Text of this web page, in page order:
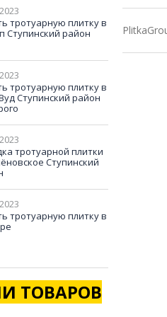
тротуарную плитку в
Ступинский район
тротуарную плитку в
Ступинский район
тротуарной плитки
Ступинский
тротуарную плитку в
ТОВАРОВ